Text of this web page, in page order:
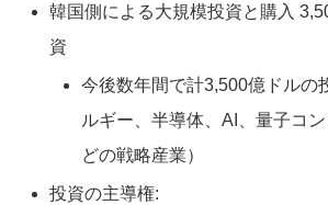
韓国側による大規模投資と購入
資
今後数年間で計3,500億ドルの
ルギー、半導体、AI、量子コ
どの戦略産業）
投資の主導権: